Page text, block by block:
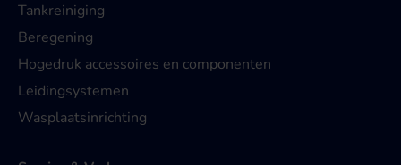
Tankreiniging
Beregening
Hogedruk accessoires en componenten
Leidingsystemen
Wasplaatsinrichting